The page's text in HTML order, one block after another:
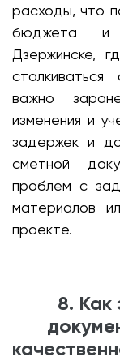
расходы, что
бюджета и
Дзержинске,
сталкиваться
важно
изменения и
задержек и
сметной
проблем с
материалов
проекте.
8. Как